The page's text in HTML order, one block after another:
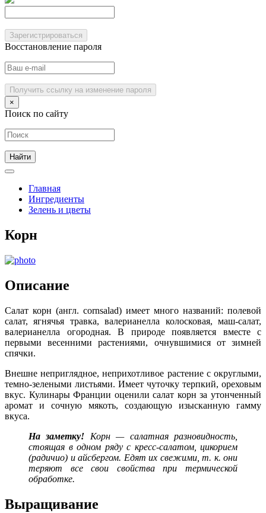
Зарегистрироваться
Восстановление пароля
Получить ссылку на изменение пароля
×
Поиск по сайту
Главная
Ингредиенты
Зелень и цветы
Корн
Описание
Салат корн (англ. cornsalad) имеет много названий: полевой
салат, ягнячья травка, валерианелла колосковая, маш-салат,
валерианелла огородная. В природе появляется вместе с
первыми весенними растениями, очнувшимися от зимней
спячки.
Внешне неприглядное, неприхотливое растение с округлыми,
темно-зелеными листьями. Имеет чуточку терпкий, ореховым
вкус. Кулинары Франции оценили салат корн за утонченный
аромат и сочную мякоть, создающую изысканную гамму
вкуса.
На заметку! Корн — салатная разновидность,
стоящая в одном ряду с кресс-салатом, цикорием
(радичио) и айсбергом. Едят их свежими, т. к. они
теряют все свои свойства при термической
обработке.
Выращивание